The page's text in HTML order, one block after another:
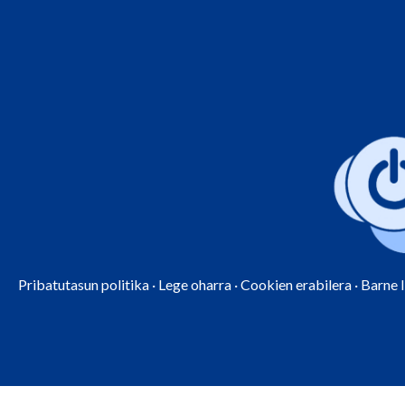
Pribatutasun politika · Lege oharra ·Cookien erabilera · Barne